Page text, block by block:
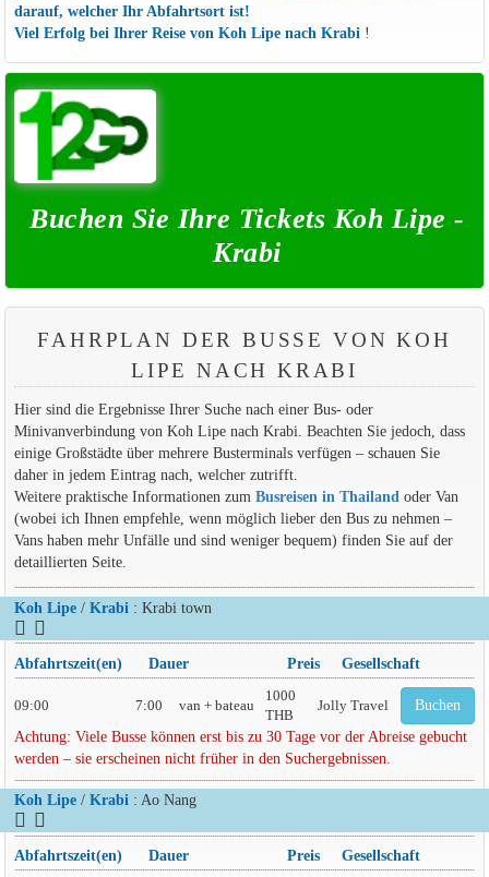
darauf, welcher Ihr Abfahrtsort ist!
Viel Erfolg bei Ihrer Reise von Koh Lipe nach Krabi !
Buchen Sie Ihre Tickets Koh Lipe -
Krabi
FAHRPLAN DER BUSSE VON KOH
LIPE NACH KRABI
Hier sind die Ergebnisse Ihrer Suche nach einer Bus- oder
Minivanverbindung von Koh Lipe nach Krabi. Beachten Sie jedoch, dass
einige Großstädte über mehrere Busterminals verfügen – schauen Sie
daher in jedem Eintrag nach, welcher zutrifft.
Weitere praktische Informationen zum Busreisen in Thailandoder Van
(wobei ich Ihnen empfehle, wenn möglich lieber den Bus zu nehmen –
Vans haben mehr Unfälle und sind weniger bequem) finden Sie auf der
detaillierten Seite.
Koh Lipe/ Krabi : Krabi town
Abfahrtszeit(en) Dauer Preis Gesellschaft
09:00 7:00 van + bateau
1000
THB
Jolly Travel Buchen
Achtung: Viele Busse können erst bis zu 30 Tage vor der Abreise gebucht
werden – sie erscheinen nicht früher in den Suchergebnissen.
Koh Lipe/ Krabi : Ao Nang
Abfahrtszeit(en) Dauer Preis Gesellschaft